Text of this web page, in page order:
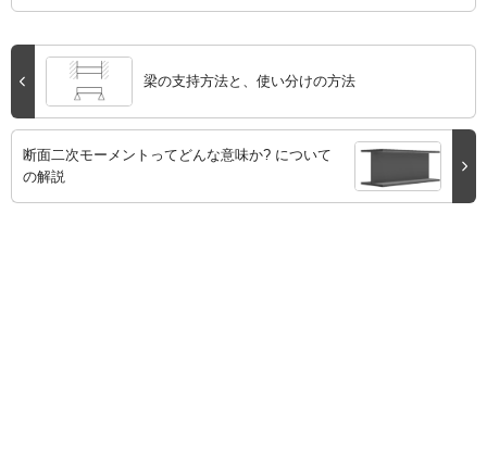
梁の支持方法と、使い分けの方法
断面二次モーメントってどんな意味か? について
の解説